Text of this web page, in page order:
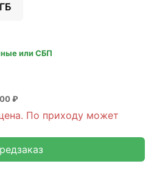
или СБП
₽
По приходу может